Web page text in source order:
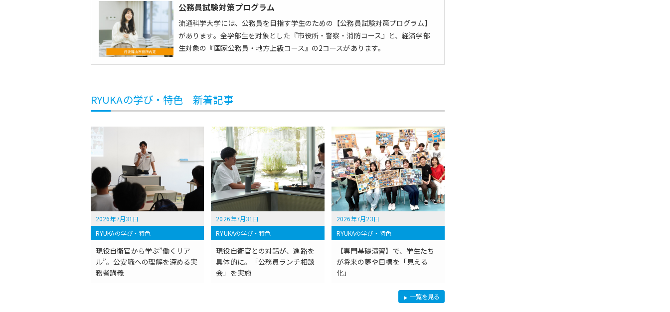
公務員試験対策プログラム
流通科学大学には、公務員を目指す学生のための【公務員試験対策プログラム】
があります。全学部生を対象とした『市役所・警察・消防コース』と、経済学部
生対象の『国家公務員・地方上級コース』の2コースがあります。
RYUKAの学び・特色 新着記事
2026年7月31日
RYUKAの学び・特色
現役自衛官から学ぶ”働くリア
ル”。公安職への理解を深める実
務者講義
2026年7月31日
RYUKAの学び・特色
現役自衛官との対話が、進路を
具体的に。「公務員ランチ相談
会」を実施
2026年7月23日
RYUKAの学び・特色
【専門基礎演習】で、学生たち
が将来の夢や目標を「見える
化」
R
Y
一覧を見る